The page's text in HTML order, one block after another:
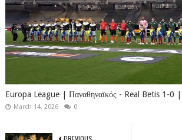
Europa League | Παναθηναϊκός - Real Betis 1-0
March 14, 2026 0